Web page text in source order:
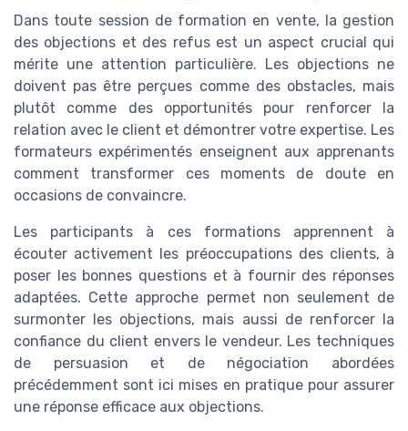
Dans toute session de formation en vente, la gestion
des objections et des refus est un aspect crucial qui
mérite une attention particulière. Les objections ne
doivent pas être perçues comme des obstacles, mais
plutôt comme des opportunités pour renforcer la
relation avec le client et démontrer votre expertise. Les
formateurs expérimentés enseignent aux apprenants
comment transformer ces moments de doute en
occasions de convaincre.
Les participants à ces formations apprennent à
écouter activement les préoccupations des clients, à
poser les bonnes questions et à fournir des réponses
adaptées. Cette approche permet non seulement de
surmonter les objections, mais aussi de renforcer la
confiance du client envers le vendeur. Les techniques
de persuasion et de négociation abordées
précédemment sont ici mises en pratique pour assurer
une réponse efficace aux objections.